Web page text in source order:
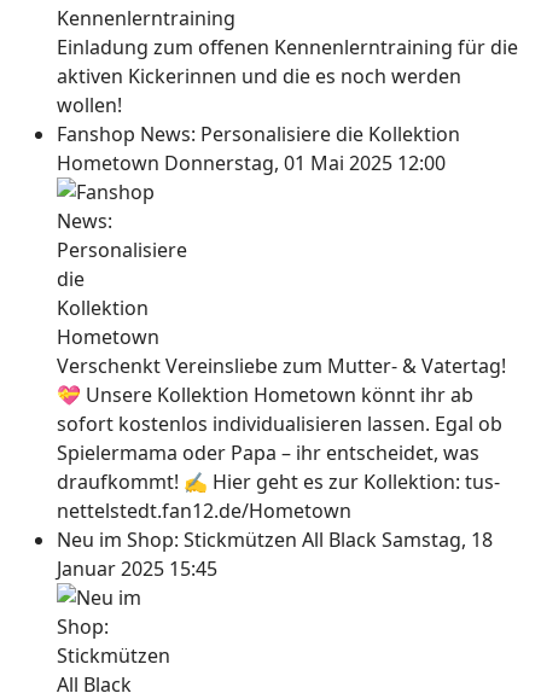
Einladung zum offenen Kennenlerntraining für die
aktiven Kickerinnen und die es noch werden
wollen!
Fanshop News: Personalisiere die Kollektion
Hometown Donnerstag, 01 Mai 2025 12:00
Verschenkt Vereinsliebe zum Mutter- & Vatertag!
💝 Unsere Kollektion Hometown könnt ihr ab
sofort kostenlos individualisieren lassen. Egal ob
Spielermama oder Papa – ihr entscheidet, was
draufkommt! ✍ Hier geht es zur Kollektion: tus-
nettelstedt.fan12.de/Hometown
Neu im Shop: Stickmützen All BlackSamstag, 18
Januar 2025 15:45